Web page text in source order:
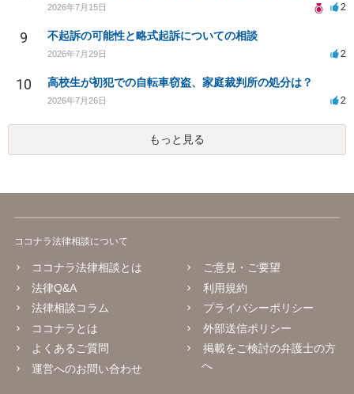
2026年7月15日 2
9 不起訴の可能性と略式起訴についての相談
2026年7月29日 2
10 高校生が初犯での自転車窃盗、家庭裁判所の処分は？
2026年7月26日 2
もっと見る
ココナラ法律相談について
ココナラ法律相談とは
法律Q&A
法律相談コラム
ココナラとは
よくあるご質問
運営へのお問い合わせ
ご意見・ご要望
利用規約
プライバシーポリシー
外部送信ポリシー
掲載をご検討の弁護士の方
へ